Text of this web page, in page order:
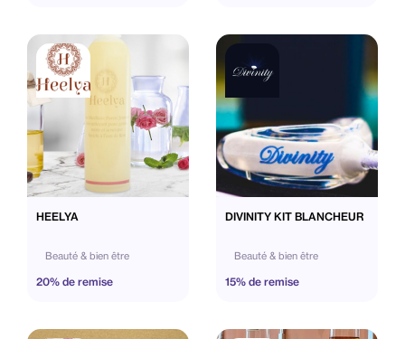
HEELYA
Beauté & bien être
20% de remise
DIVINITY KIT BLANCHEUR
Beauté & bien être
15% de remise